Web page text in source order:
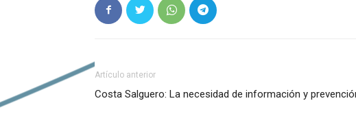
Artículo anterior
Costa Salguero: La necesidad de información y